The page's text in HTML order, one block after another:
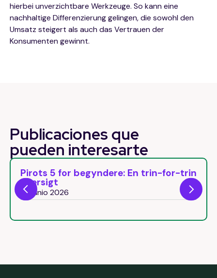
hierbei unverzichtbare Werkzeuge. So kann eine
nachhaltige Differenzierung gelingen, die sowohl den
Umsatz steigert als auch das Vertrauen der
Konsumenten gewinnt.
Publicaciones que
pueden interesarte
Pirots 5 for begyndere: En trin-for-trin
oversigt
29 junio 2026